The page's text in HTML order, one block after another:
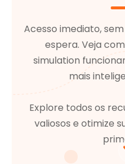
Acesso imediato,
espera. Veja
simulation
mais
Explore todos os
valiosos e otimize